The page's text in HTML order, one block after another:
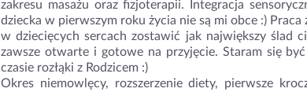
zakresu masażu oraz fizjoterapii. Integracja
dziecka w pierwszym roku życia nie są mi obce :)
w dziecięcych sercach zostawić jak największy ślad
zawsze otwarte i gotowe na przyjęcie. Staram się
czasie rozłąki z Rodzicem :)
Okres niemowlęcy, rozszerzenie diety, pierwsze